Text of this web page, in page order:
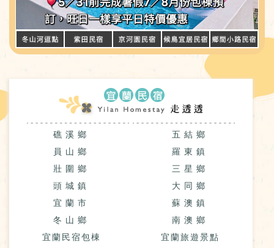
礁溪鄉
五結鄉
員山鄉
羅東鎮
壯圍鄉
三星鄉
頭城鎮
大同鄉
宜蘭市
蘇澳鎮
冬山鄉
南澳鄉
宜蘭民宿包棟
宜蘭旅遊景點